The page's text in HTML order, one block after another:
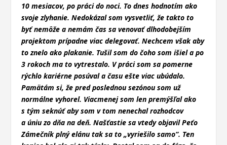
10 mesiacov, po práci do noci. To dnes hodnotím ako
svoje zlyhanie. Nedokázal som vysvetliť, že takto to
byť nemôže a nemám čas sa venovať dlhodobejším
projektom prípadne viac delegovať. Nechcem však aby
to znelo ako plakanie. Tušil som do čoho som išiel a po
3 rokoch ma to vytrestalo. V práci som sa pomerne
rýchlo kariérne posúval a času ešte viac ubúdalo.
Pamätám si, že pred poslednou sezónou som už
normálne vyhorel. Viacmenej som len premýšľal ako
s tým seknúť aby som v tom nenechal rozhodcov
a úniu zo dňa na deň. Našťastie sa vtedy objavil Peťo
Zámečník plný elánu tak sa to „vyriešilo samo“. Ten